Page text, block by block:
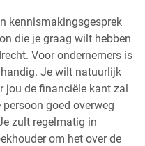
kennismakingsgesprek
die je graag wilt hebben
Voor ondernemers is
handig. Je wilt natuurlijk
jou de financiële kant zal
goed overweg
zult regelmatig in
om het over de